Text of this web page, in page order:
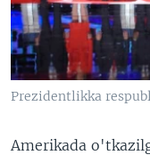
VIDEO
XABARLAR
ODNOKLASSNIKI
TELEGRAM
TWITTER
Prezidentlikka
Amerikada